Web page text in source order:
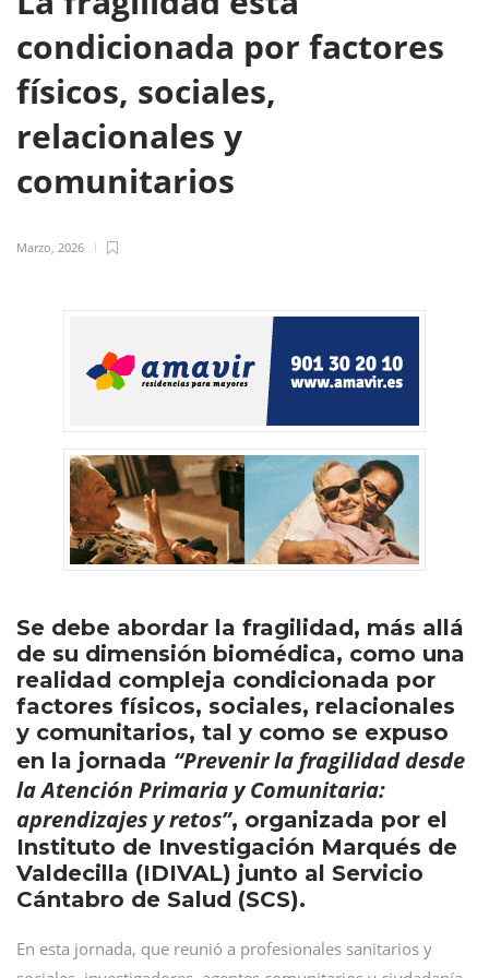
condicionada por factores
físicos, sociales,
relacionales y
comunitarios
Marzo, 2026
Se debe abordar la fragilidad, más allá
de su dimensión biomédica, como una
realidad compleja condicionada por
factores físicos, sociales, relacionales
y comunitarios, tal y como se expuso
en la jornada “Prevenir la fragilidad desde
la Atención Primaria y Comunitaria:
aprendizajes y retos”, organizada por el
Instituto de Investigación Marqués de
Valdecilla (IDIVAL) junto al Servicio
Cántabro de Salud (SCS).
En esta jornada, que reunió a profesionales sanitarios y